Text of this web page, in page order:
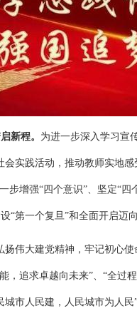
新程。 为进一步深入学习宣
会实践活动，推动教师实地
步增强“四个意识”、坚定“
“第一个复旦”和全面开启迈
扬伟大建党精神，牢记初心
，追求卓越向未来”、“全过
市人民建，人民城市为人民